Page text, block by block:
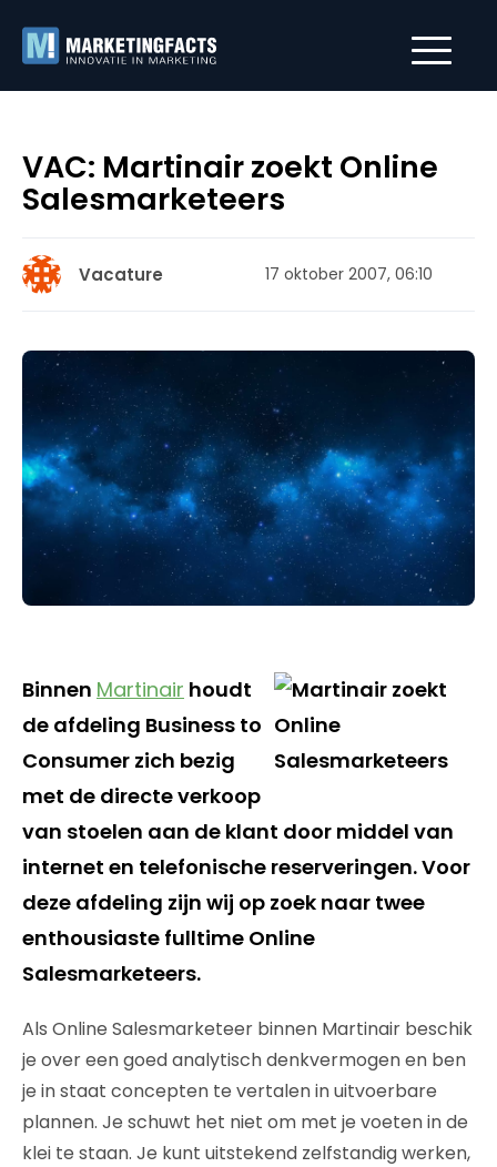
VAC: Martinair zoekt Online
Salesmarketeers
Vacature 17 oktober 2007, 06:10
Binnen Martinair houdt
de afdeling Business to
Consumer zich bezig
met de directe verkoop
van stoelen aan de klant door middel van
internet en telefonische reserveringen. Voor
deze afdeling zijn wij op zoek naar twee
enthousiaste fulltime Online
Salesmarketeers.
Als Online Salesmarketeer binnen Martinair beschik
je over een goed analytisch denkvermogen en ben
je in staat concepten te vertalen in uitvoerbare
plannen. Je schuwt het niet om met je voeten in de
klei te staan. Je kunt uitstekend zelfstandig werken,